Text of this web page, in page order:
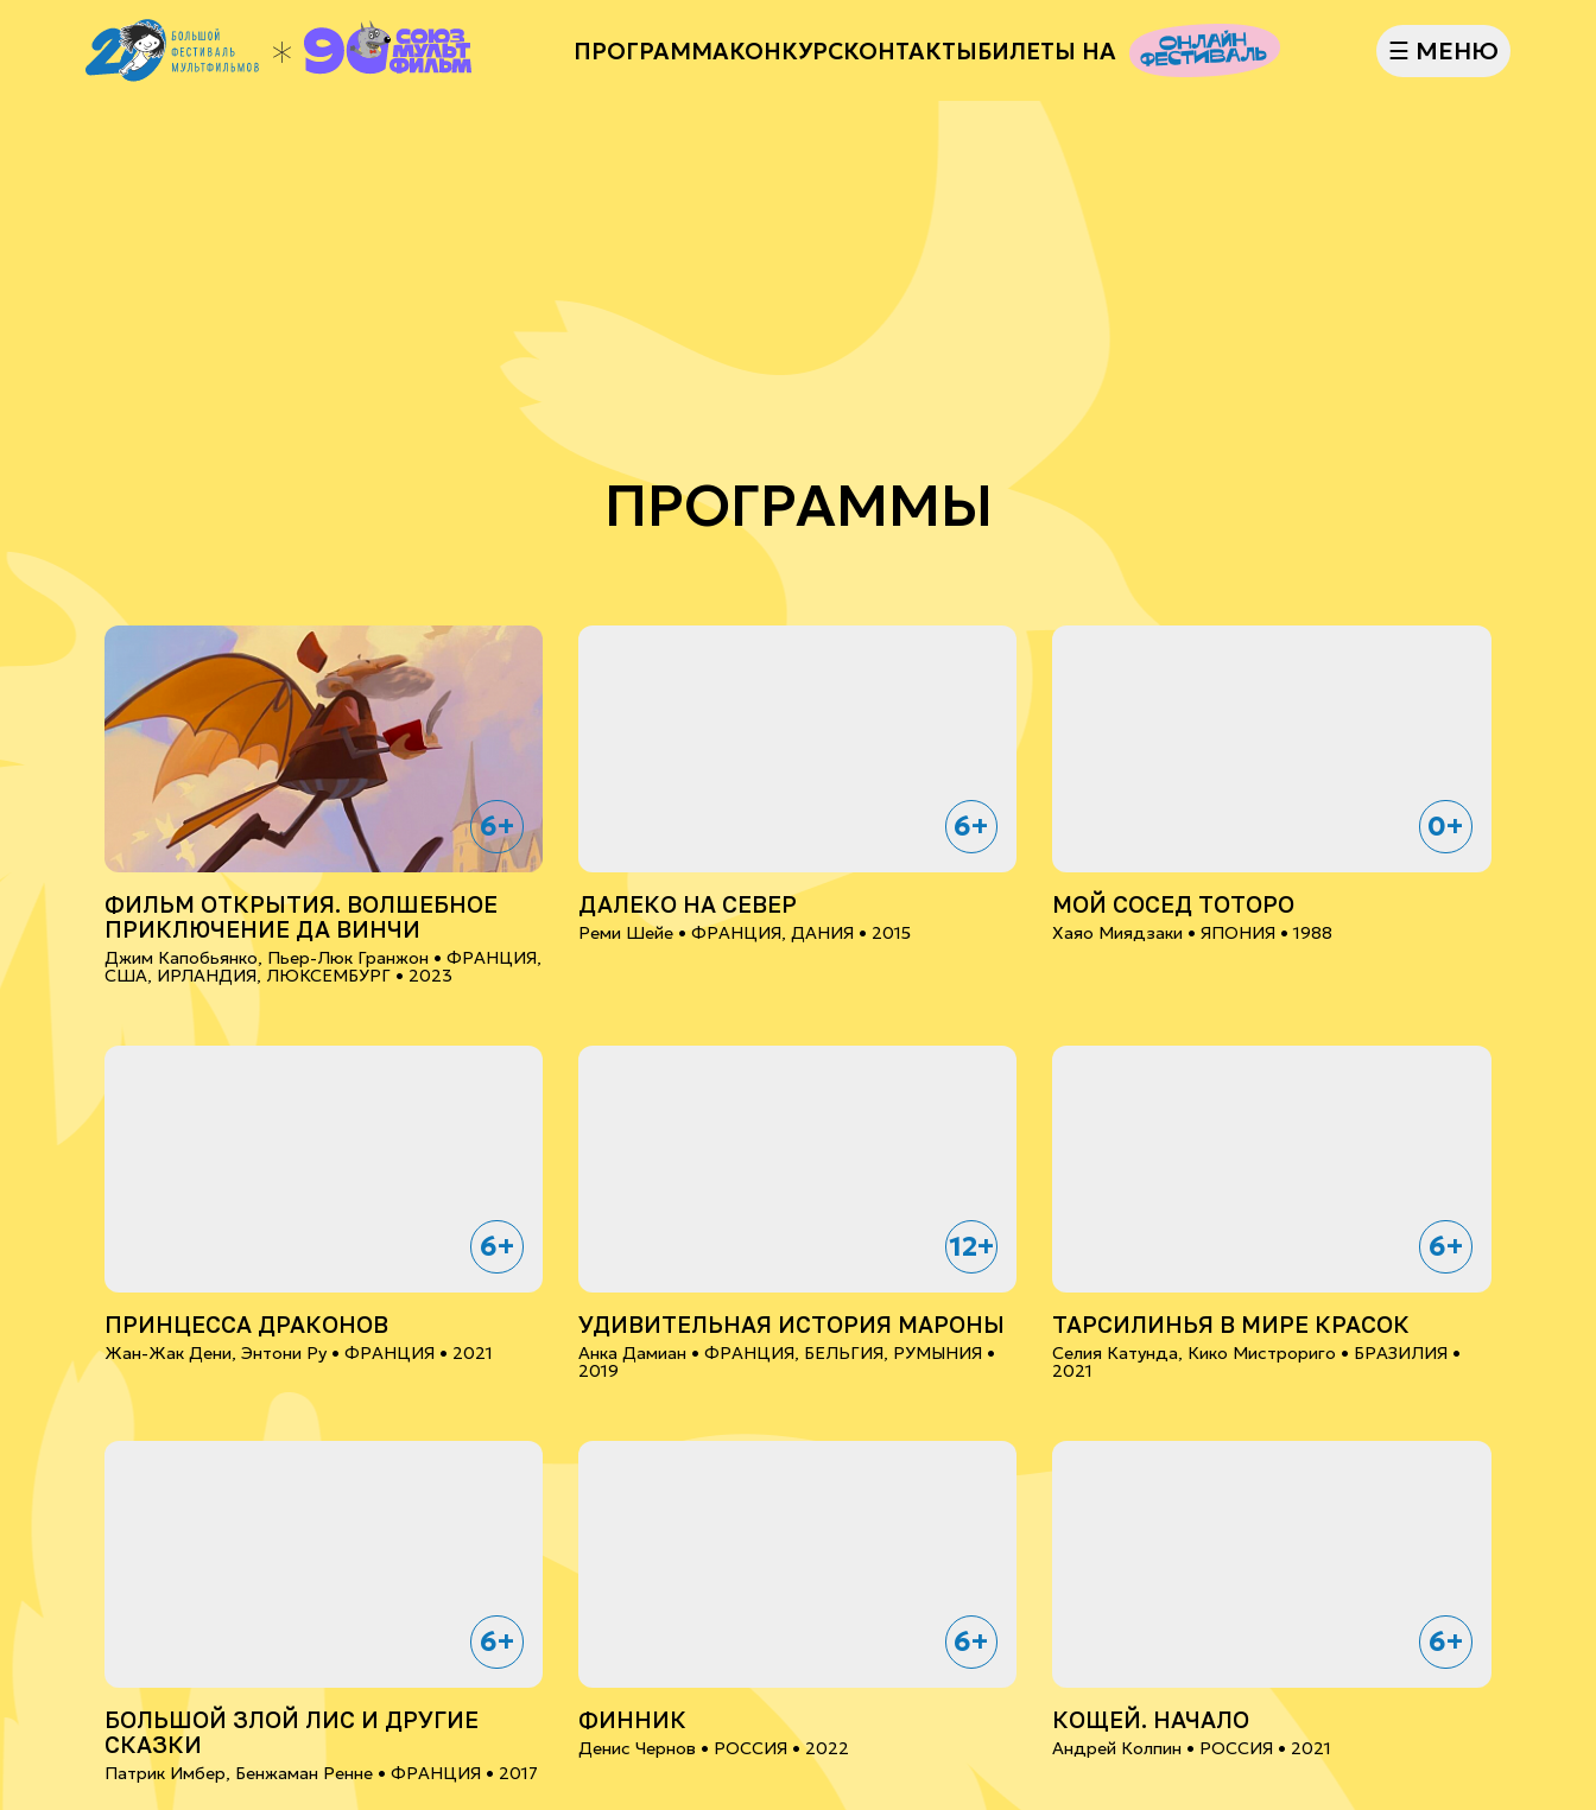
ПРОГРАММАКОНКУРСКОНТАКТЫБИЛЕТЫ НА ☰ МЕНЮ
ПРОГРАММЫ
6+
ФИЛЬМ ОТКРЫТИЯ. ВОЛШЕБНОЕ
ПРИКЛЮЧЕНИЕ ДА ВИНЧИ
Джим Капобьянко, Пьер-Люк Гранжон • ФРАНЦИЯ,
США, ИРЛАНДИЯ, ЛЮКСЕМБУРГ • 2023
6+
ДАЛЕКО НА СЕВЕР
Реми Шейе •ФРАНЦИЯ, ДАНИЯ • 2015
0+
МОЙ СОСЕД ТОТОРО
Хаяо Миядзаки •ЯПОНИЯ • 1988
6+
ПРИНЦЕССА ДРАКОНОВ
Жан-Жак Дени, Энтони Ру • ФРАНЦИЯ • 2021
12+
УДИВИТЕЛЬНАЯ ИСТОРИЯ МАРОНЫ
Анка Дамиан •ФРАНЦИЯ, БЕЛЬГИЯ, РУМЫНИЯ •
2019
6+
ТАРСИЛИНЬЯ В МИРЕ КРАСОК
Селия Катунда, Кико Мистрориго • БРАЗИЛИЯ •
2021
6+
БОЛЬШОЙ ЗЛОЙ ЛИС И ДРУГИЕ
СКАЗКИ
Патрик Имбер, Бенжаман Ренне • ФРАНЦИЯ • 2017
6+
ФИННИК
Денис Чернов • РОССИЯ • 2022
6+
КОЩЕЙ. НАЧАЛО
Андрей Колпин • РОССИЯ • 2021